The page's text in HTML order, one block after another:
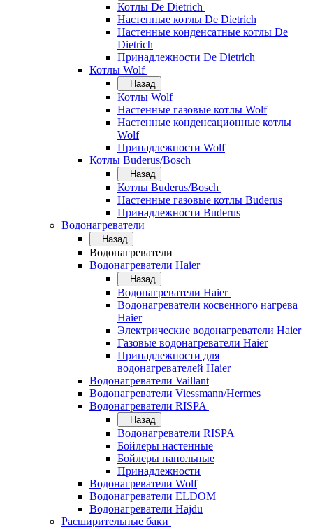
Котлы De Dietrich
Настенные котлы De Dietrich
Настенные конденсатные котлы De
Dietrich
Принадлежности De Dietrich
Котлы Wolf
Назад
Котлы Wolf
Настенные газовые котлы Wolf
Настенные конденсационные котлы
Wolf
Принадлежности Wolf
Котлы Buderus/Bosch
Назад
Котлы Buderus/Bosch
Настенные газовые котлы Buderus
Принадлежности Buderus
Водонагреватели
Назад
Водонагреватели
Водонагреватели Haier
Назад
Водонагреватели Haier
Водонагреватели косвенного нагрева
Haier
Электрические водонагреватели Haier
Газовые водонагреватели Haier
Принадлежности для
водонагревателей Haier
Водонагреватели Vaillant
Водонагреватели Viessmann/Hermes
Водонагреватели RISPA
Назад
Водонагреватели RISPA
Бойлеры настенные
Бойлеры напольные
Принадлежности
Водонагреватели Wolf
Водонагреватели ELDOM
Водонагреватели Hajdu
Расширительные баки